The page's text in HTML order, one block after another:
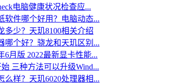
电脑健康状况检查应...
软件哪个好用？电脑动态...
多少？天玑8100相关介绍
哪个好？骁龙和天玑区别...
6月版 2022最新显卡性能...
三种方法可以升级Wind...
么样？天玑6020处理器相...